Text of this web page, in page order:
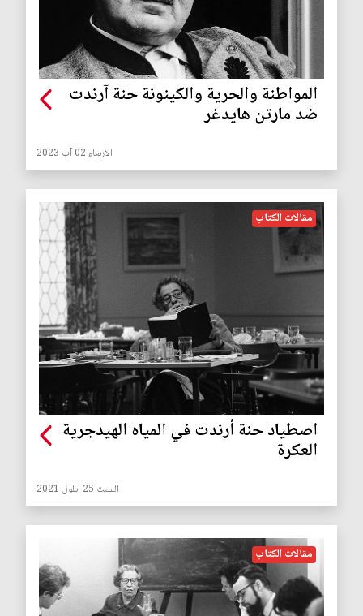
المواطنة والحرية والكينونة حنة آرندت
ضد مارتن هايدغر
الأربعاء 02 آب 2023
مقالات الكتاب
اصطياد حنة أرندت في المياه الهيدجرية
العكرة
السبت 25 ايلول 2021
مقالات الكتاب